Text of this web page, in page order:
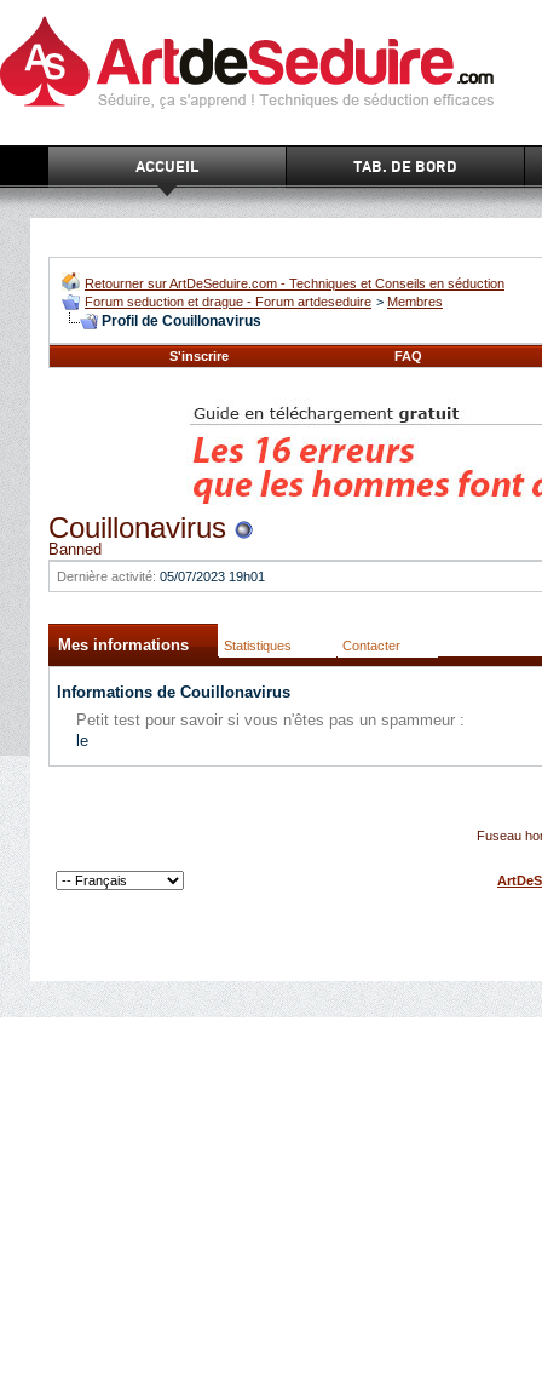
ACCUEIL TAB. DE BORD
Retourner sur ArtDeSeduire.com - Techniques et Conseils en séduction
Forum seduction et drague - Forum artdeseduire > Membres
Profil de Couillonavirus
S'inscrire FAQ
Couillonavirus
Banned
Dernière activité: 05/07/2023 19h01
Mes informations Statistiques Contacter
Informations de Couillonavirus
Petit test pour savoir si vous n'êtes pas un spammeur :
le
Fuseau